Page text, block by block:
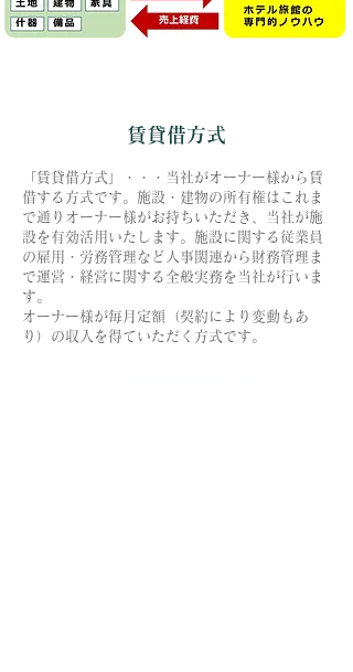
賃貸借方式
「賃貸借方式」・
・・当社がオーナー様から賃
借する方式です。施設・建物の所有権はこれま
で通りオーナー様がお持ちいただき、当社が施
設を有効活用いたします。施設に関する従業員
の雇用・労務管理など人事関連から財務管理ま
で運営・経営に関する全般実務を当社が行いま
す。
​オーナー様が毎月定額（契約により変動もあ
り）の収入を得ていただく方式です。